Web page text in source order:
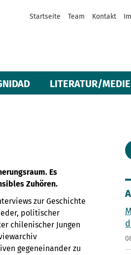
Startseite Team Kontakt
LITERATUR/
Es
Zuhören.
zur Geschichte
politischer
chilenischer Jungen
gegeneinander zu